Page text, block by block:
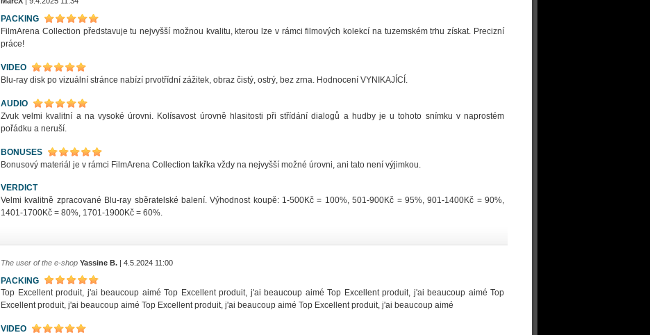
PACKING
FilmArena Collection představuje tu nejvyšší možnou kvalitu, kterou lze v rámci filmových kolekcí na tuzemském trhu získat. Precizní
práce!
VIDEO
Blu-ray disk po vizuální stránce nabízí prvotřídní zážitek, obraz čistý, ostrý, bez zrna. Hodnocení VYNIKAJÍCÍ.
AUDIO
Zvuk velmi kvalitní a na vysoké úrovni. Kolísavost úrovně hlasitosti při střídání dialogů a hudby je u tohoto snímku v naprostém
pořádku a neruší.
BONUSES
Bonusový materiál je v rámci FilmArena Collection takřka vždy na nejvyšší možné úrovni, ani tato není výjimkou.
VERDICT
Velmi kvalitně zpracované Blu-ray sběratelské balení. Výhodnost koupě: 1-500Kč = 100%, 501-900Kč = 95%, 901-1400Kč = 90%,
1401-1700Kč = 80%, 1701-1900Kč = 60%.
The user of the e-shop Yassine B. | 4.5.2024 11:00
PACKING
Top Excellent produit, j'ai beaucoup aimé Top Excellent produit, j'ai beaucoup aimé Top Excellent produit, j'ai beaucoup aimé Top
Excellent produit, j'ai beaucoup aimé Top Excellent produit, j'ai beaucoup aimé Top Excellent produit, j'ai beaucoup aimé
VIDEO